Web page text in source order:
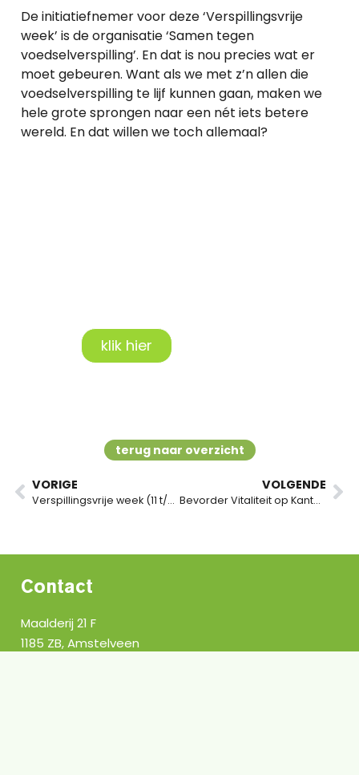
De initiatiefnemer voor deze ‘Verspillingsvrije
week’ is de organisatie ‘Samen tegen
voedselverspilling’. En dat is nou precies wat er
moet gebeuren. Want als we met z’n allen die
voedselverspilling te lijf kunnen gaan, maken we
hele grote sprongen naar een nét iets betere
wereld. En dat willen we toch allemaal?
klik hier
terug naar overzicht
VORIGE
Verspillingsvrije week (11 t/m 17 september)
VOLGENDE
Bevorder Vitaliteit op Kantoor en Creëer een Gezonde Werkomgeving
Contact
Maalderij 21 F
1185 ZB, Amstelveen